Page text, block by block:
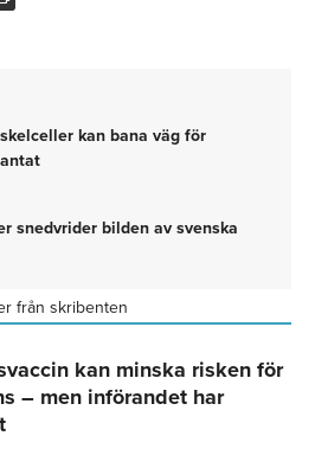
kan bana väg för
snedvrider bilden av svenska
från skribenten
kan minska risken för
– men införandet har